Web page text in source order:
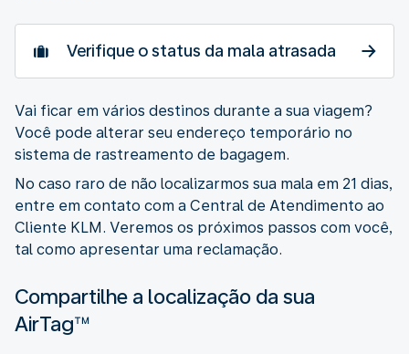
Verifique o status da mala atrasada
Vai ficar em vários destinos durante a sua viagem?
Você pode alterar seu endereço temporário no
sistema de rastreamento de bagagem.
No caso raro de não localizarmos sua mala em 21 dias,
entre em contato com a Central de Atendimento ao
Cliente KLM. Veremos os próximos passos com você,
tal como apresentar uma reclamação.
Compartilhe a localização da sua
AirTag™